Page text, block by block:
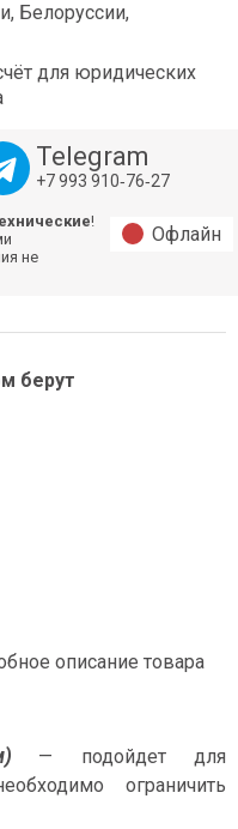
Белоруссии,
для юридических
Telegram
+7 993 910‑76‑27
!
не
Офлайн
берут
описание товара
— подойдет для
ограничить